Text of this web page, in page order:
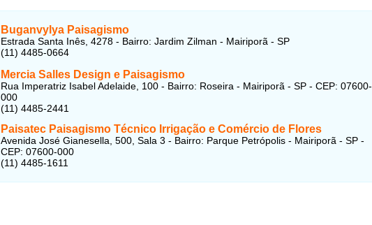
Buganvylya Paisagismo
Estrada Santa Inês, 4278 - Bairro: Jardim Zilman - Mairiporã - SP
(11) 4485-0664
Mercia Salles Design e Paisagismo
Rua Imperatriz Isabel Adelaide, 100 - Bairro: Roseira - Mairiporã - SP - CEP: 07600-
000
(11) 4485-2441
Paisatec Paisagismo Técnico Irrigação e Comércio de Flores
Avenida José Gianesella, 500, Sala 3 - Bairro: Parque Petrópolis - Mairiporã - SP -
CEP: 07600-000
(11) 4485-1611